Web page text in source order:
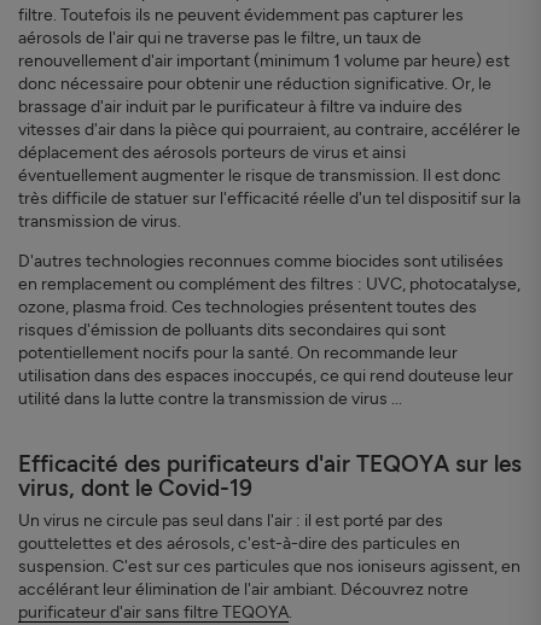
filtre. Toutefois ils ne peuvent évidemment pas capturer les
aérosols de l'air qui ne traverse pas le filtre, un taux de
renouvellement d'air important (minimum 1 volume par heure) est
donc nécessaire pour obtenir une réduction significative. Or, le
brassage d'air induit par le purificateur à filtre va induire des
vitesses d'air dans la pièce qui pourraient, au contraire, accélérer le
déplacement des aérosols porteurs de virus et ainsi
éventuellement augmenter le risque de transmission. Il est donc
très difficile de statuer sur l'efficacité réelle d'un tel dispositif sur la
transmission de virus.
D'autres technologies reconnues comme biocides sont utilisées
en remplacement ou complément des filtres : UVC, photocatalyse,
ozone, plasma froid. Ces technologies présentent toutes des
risques d'émission de polluants dits secondaires qui sont
potentiellement nocifs pour la santé. On recommande leur
utilisation dans des espaces inoccupés, ce qui rend douteuse leur
utilité dans la lutte contre la transmission de virus ...
Efficacité des purificateurs d'air TEQOYA sur les
virus, dont le Covid-19
Un virus ne circule pas seul dans l'air : il est porté par des
gouttelettes et des aérosols, c'est-à-dire des particules en
suspension. C'est sur ces particules que nos ioniseurs agissent, en
accélérant leur élimination de l'air ambiant. Découvrez notre
purificateur d'air sans filtre TEQOYA.